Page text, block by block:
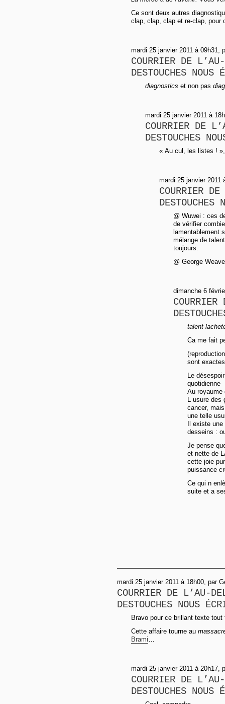
Ce sont deux autres
clap, clap, clap et re-clap, pour
mardi 25 janvier 2011 à 09h31,
COURRIER DE
DESTOUCHES
diagnostics et non pas
mardi 25 janvier 2011 à
COURRIER DE
DESTOUCHES
« Au cul, les listes !
mardi 25 janvier 2011
COURRIER
@ Wuwei : ces
de vérifier
lamentablement
mélange de
toujours.
@ George
dimanche 6
talent
Ca me fait
sont
Le
quotidienne
Au royaume
L usure des
cancer,
une telle
Il existe
desseins :
Je pense
et nette de
cette joie
puissance
Ce qui n
suite et a
mardi 25 janvier 2011 à 18h00, par
COURRIER DE L’AU-
DESTOUCHES NOUS
Bravo pour ce brillant texte
Cette affaire tourne au
Brami…
mardi 25 janvier 2011 à 20h17,
COURRIER DE
DESTOUCHES